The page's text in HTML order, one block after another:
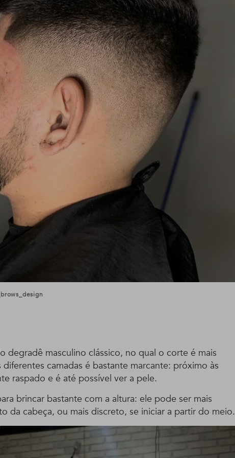
degradê masculino clássico, no qual o corte é mais
camadas é bastante marcante: próximo às
raspado e é até possível ver a pele.
brincar bastante com a altura: ele pode ser mais
da cabeça, ou mais discreto, se iniciar a partir do meio.